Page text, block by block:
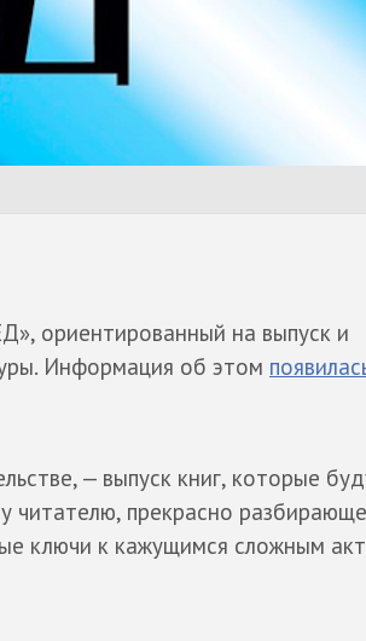
ориентированный на выпуск и
Информация об этом
— выпуск книг, которые
читателю, прекрасно
ключи к кажущимся сложным